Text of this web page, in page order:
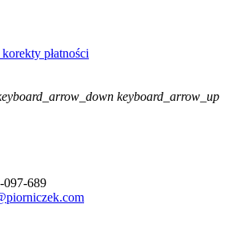
płatności
keyboard_arrow_up
097-689